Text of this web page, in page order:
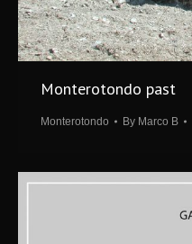
Monterotondo past
Monterotondo By Marco B